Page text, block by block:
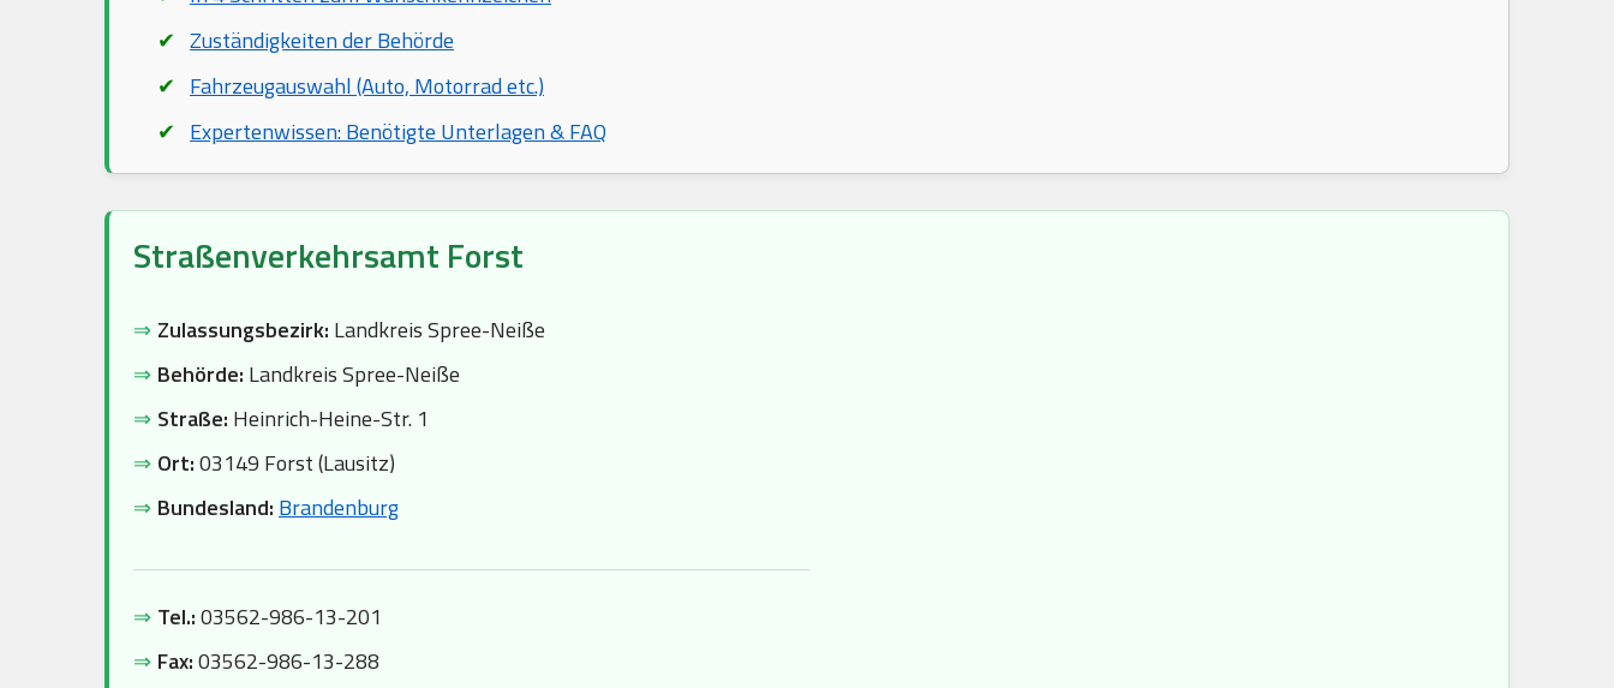
Zuständigkeiten der Behörde
Fahrzeugauswahl (Auto, Motorrad etc.)
Expertenwissen: Benötigte Unterlagen & FAQ
Straßenverkehrsamt Forst
⇒ Zulassungsbezirk: Landkreis Spree-Neiße
⇒ Behörde: Landkreis Spree-Neiße
⇒ Straße: Heinrich-Heine-Str. 1
⇒ Ort:03149 Forst (Lausitz)
⇒ Bundesland: Brandenburg
⇒ Tel.:03562-986-13-201
⇒ Fax:03562-986-13-288